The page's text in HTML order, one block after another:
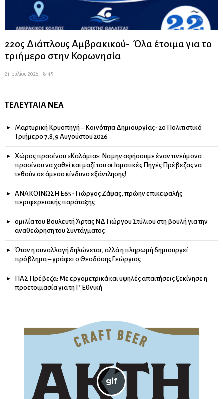
22ος Διάπλους Αμβρακικού- Όλα έτοιμα για το
τριήμερο στην Κορωνησία
21 Ιουλίου 2026, 18:45
ΤΕΛΕΥΤΑΊΑ ΝΈΑ
Μαρτυρική Κρυοπηγή – Κοινότητα Δημιουργίας- 2ο Πολιτιστικό
Τριήμερο 7,8,9 Αυγούστου 2026
Χώρος πρασίνου «Καλάμια»: Να μην αφήσουμε έναν πνεύμονα
πρασίνου να χαθεί και μαζί του οι Ιαματικές Πηγές Πρέβεζας να
τεθούν σε άμεσο κίνδυνο εξάντλησης!
ΑΝΑΚΟΙΝΩΣΗ Ε65- Γιώργος Ζάψας, πρώην επικεφαλής
περιφερειακής παράταξης
ομιλία του Βουλευτή Άρτας ΝΔ Γιώργου Στύλιου στη βουλή για την
αναθεώρηση του Συντάγματος
Όταν η συναλλαγή δηλώνεται, αλλά η πληρωμή δημιουργεί
πρόβλημα – γράφει ο Θεοδόσης Γεώργιος
ΠΑΣ Πρέβεζα: Με εργομετρικά και υψηλές απαιτήσεις ξεκίνησε η
προετοιμασία για τη Γ’ Εθνική